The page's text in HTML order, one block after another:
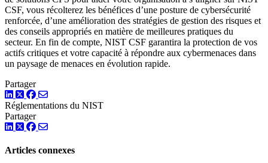
CSF, vous récolterez les bénéfices d’une posture de cybersécurité
renforcée, d’une amélioration des stratégies de gestion des risques et
des conseils appropriés en matière de meilleures pratiques du
secteur. En fin de compte, NIST CSF garantira la protection de vos
actifs critiques et votre capacité à répondre aux cybermenaces dans
un paysage de menaces en évolution rapide.
Partager
LinkedIn
TwitterFacebook
Réglementations du NIST
Partager
LinkedIn
TwitterFacebook
Articles connexes